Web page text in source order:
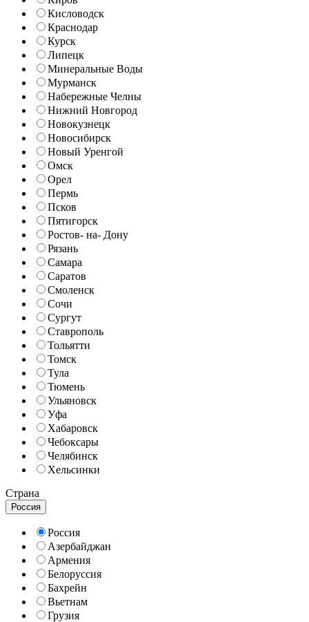
Кисловодск
Краснодар
Курск
Липецк
Минеральные Воды
Мурманск
Набережные Челны
Нижний Новгород
Новокузнецк
Новосибирск
Новый Уренгой
Омск
Орел
Пермь
Псков
Пятигорск
Ростов- на- Дону
Рязань
Самара
Саратов
Смоленск
Сочи
Сургут
Ставрополь
Тольятти
Томск
Тула
Тюмень
Ульяновск
Уфа
Хабаровск
Чебоксары
Челябинск
Хельсинки
Страна
Россия
Россия
Азербайджан
Армения
Белоруссия
Бахрейн
Вьетнам
Грузия